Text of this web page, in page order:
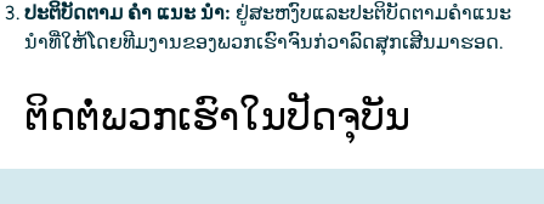
ປະຕິບັດຕາມ ຄຳ ແນະ ນຳ: ຢູ່ສະຫງົບແລະປະຕິບັດຕາມຄໍາແນະ
ນໍາທີ່ໃຫ້ໂດຍທີມງານຂອງພວກເຮົາຈົນກ່ວາລົດສຸກເສີນມາຮອດ.
ຕິດຕໍ່ພວກເຮົາໃນປັດຈຸບັນ